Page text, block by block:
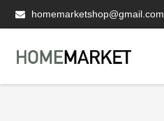
homemarketshop@gmail.com